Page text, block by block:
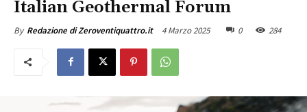
Italian Geothermal Forum
By Redazione di Zeroventiquattro.it 4 Marzo 2025 0 284